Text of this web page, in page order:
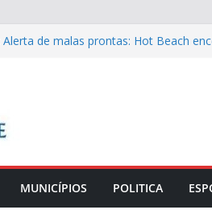
Alerta de malas prontas: Hot Beach
eficientes
Aprenda a fazer um Prime Rib
Sobremesa Especial para o Dia dos
Baunilha
MUNICÍPIOS POLITICA